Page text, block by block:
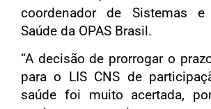
coordenador de Sistemas
Saúde da OPAS Brasil.
“A decisão de prorrogar o
para o LIS CNS de
saúde foi muito acertada,